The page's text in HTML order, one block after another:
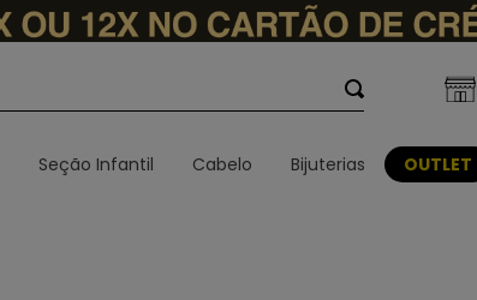
Seção Infantil Cabelo Bijuterias OUTLET